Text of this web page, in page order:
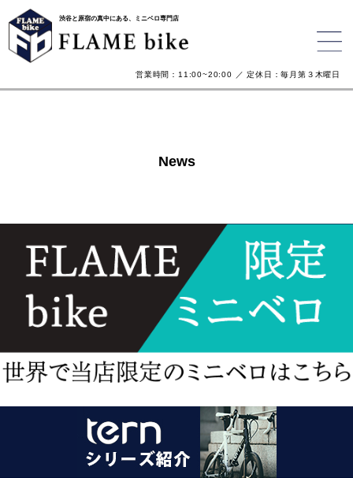
渋谷と原宿の真中にある、ミニベロ専門店
営業時間：11:00~20:00 ／ 定休日：毎月第３木曜日
News